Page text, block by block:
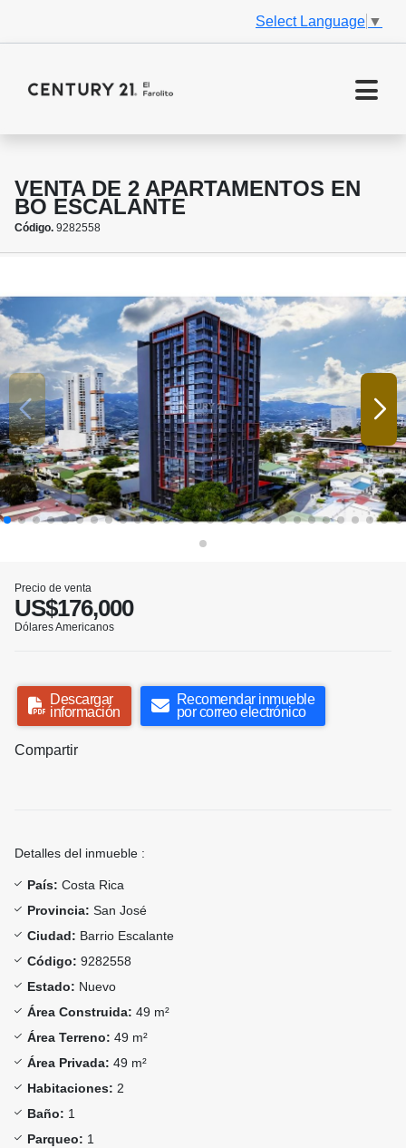
Select Language ▼
VENTA DE 2 APARTAMENTOS EN
BO ESCALANTE
Código. 9282558
Precio de venta
US$176,000
Dólares Americanos
Descargar
información
Recomendar inmueble
por correo electrónico
Compartir
Detalles del inmueble :
País: Costa Rica
Provincia: San José
Ciudad: Barrio Escalante
Código: 9282558
Estado: Nuevo
Área Construida: 49 m²
Área Terreno: 49 m²
Área Privada: 49 m²
Habitaciones: 2
Baño: 1
Parqueo: 1